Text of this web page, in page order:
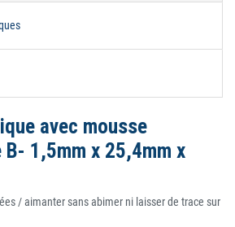
avec mousse
1,5mm x 25,4mm x
/ aimanter sans abimer ni laisser de trace sur